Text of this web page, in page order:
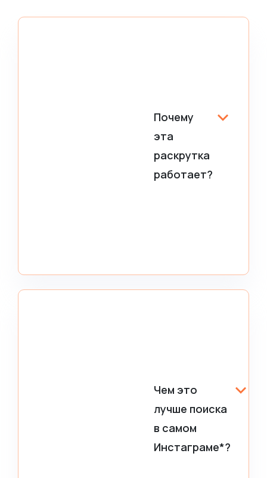
Почему
эта
раскрутка
работает?
Чем это
лучше поиска
в самом
Инстаграме*?